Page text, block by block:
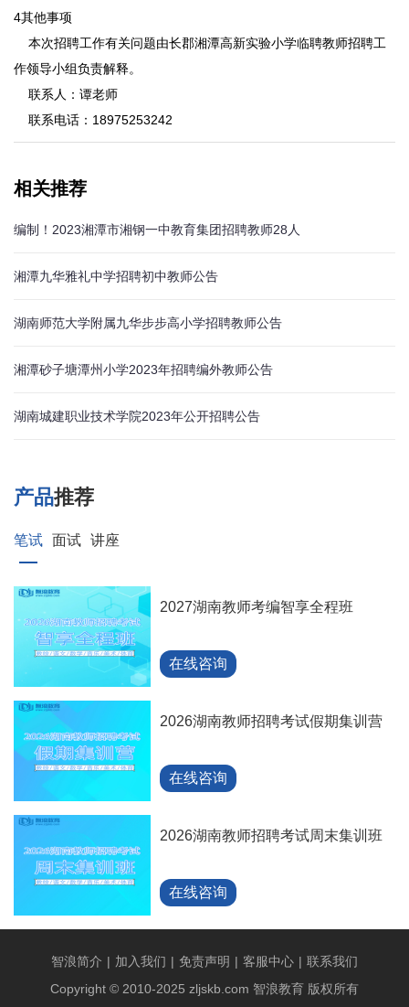
4其他事项
本次招聘工作有关问题由长郡湘潭高新实验小学临聘教师招聘工
作领导小组负责解释。
联系人：谭老师
联系电话：18975253242
相关推荐
编制！2023湘潭市湘钢一中教育集团招聘教师28人
湘潭九华雅礼中学招聘初中教师公告
湖南师范大学附属九华步步高小学招聘教师公告
湘潭砂子塘潭州小学2023年招聘编外教师公告
湖南城建职业技术学院2023年公开招聘公告
产品推荐
笔试 面试 讲座
2027湖南教师考编智享全程班
在线咨询
2026湖南教师招聘考试假期集训营
在线咨询
2026湖南教师招聘考试周末集训班
在线咨询
智浪简介 | 加入我们 | 免责声明 | 客服中心 | 联系我们
Copyright © 2010-2025 zljskb.com 智浪教育 版权所有